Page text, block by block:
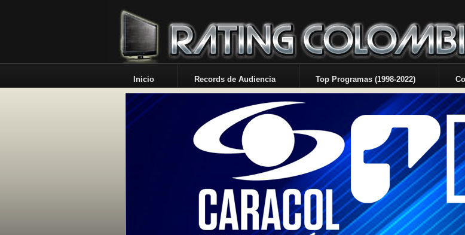
Inicio Records de Audiencia Top Programas (1998-2022)